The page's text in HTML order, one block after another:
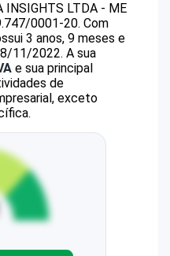
INSIGHTS LTDA - ME
0001-20. Com
3 anos, 9 meses e
11/2022. A sua
e sua principal
de
exceto